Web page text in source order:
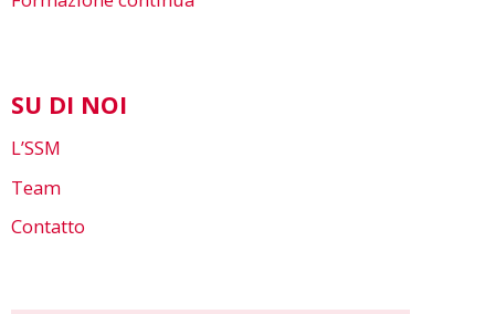
SU DI NOI
L’SSM
Team
Contatto